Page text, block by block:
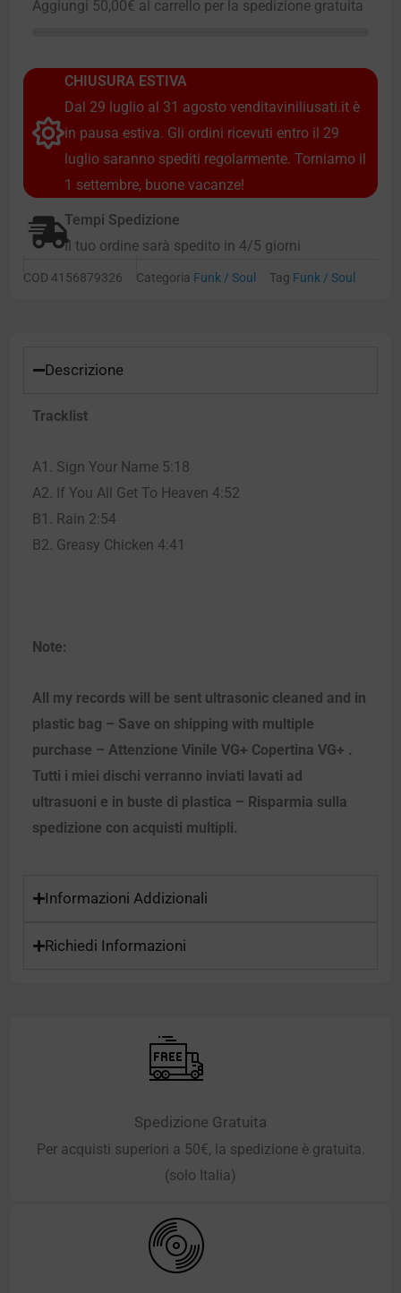
Aggiungi 50,00€ al carrello per la spedizione gratuita
CHIUSURA ESTIVA
Dal 29 luglio al 31 agosto venditaviniliusati.it è
in pausa estiva. Gli ordini ricevuti entro il 29
luglio saranno spediti regolarmente. Torniamo il
1 settembre, buone vacanze!
Tempi Spedizione
Il tuo ordine sarà spedito in 4/5 giorni
COD 4156879326 Categoria Funk / Soul Tag Funk / Soul
Descrizione
Tracklist
A1. Sign Your Name 5:18
A2. If You All Get To Heaven 4:52
B1. Rain 2:54
B2. Greasy Chicken 4:41
Note:
All my records will be sent ultrasonic cleaned and in
plastic bag – Save on shipping with multiple
purchase – Attenzione Vinile VG+ Copertina VG+ .
Tutti i miei dischi verranno inviati lavati ad
ultrasuoni e in buste di plastica – Risparmia sulla
spedizione con acquisti multipli.
Informazioni Addizionali
Richiedi Informazioni
Spedizione Gratuita
Per acquisti superiori a 50€, la spedizione è gratuita.
(solo Italia)